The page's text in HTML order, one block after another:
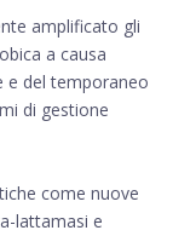
amplificato gli
a causa
e del temporaneo
di gestione
come nuove
lattamasi e